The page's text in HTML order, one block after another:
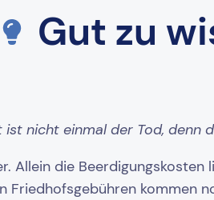
Gut zu
ist nicht einmal der Tod, denn
Allein die
kommen